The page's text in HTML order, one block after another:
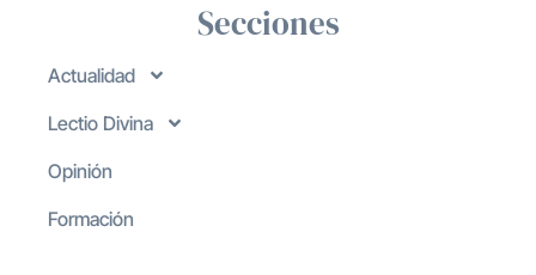
Secciones
Actualidad
Lectio Divina
Opinión
Formación